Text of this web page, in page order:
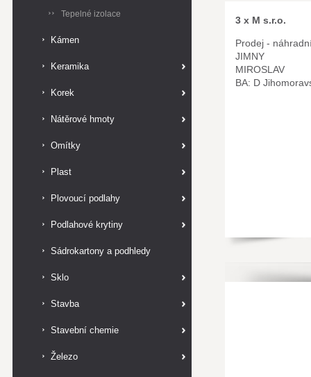
Tepelné izolace
Kámen
Keramika
Korek
Nátěrové hmoty
Omítky
Plast
Plovoucí podlahy
Podlahové krytiny
Sádrokartony a podhledy
Sklo
Stavba
Stavební chemie
Železo
3 x M s.r.o.
Prodej -
JIMNY
MIROSLAV
BA: D